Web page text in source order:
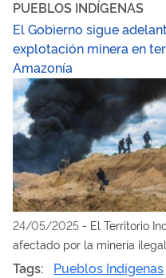
PUEBLOS INDÍGENAS
El Gobierno sigue
explotación minera en
Amazonía
24/05/2025 - El Territorio
afectado por la minería
Territorio Indígena
Tags: Pueblos Indígenas